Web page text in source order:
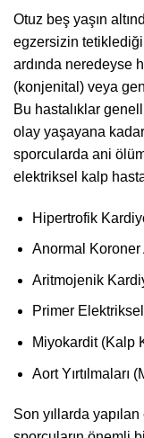
Otuz beş yaşın
egzersizin
ardında neredeyse
(konjenital) veya
Bu hastalıklar
olay yaşayana
sporcularda ani
elektriksel kalp
Hipertrofik
Anormal Koroner
Aritmojenik
Primer
Miyokardit (Kalp
Aort Yırtılmaları
Son yıllarda